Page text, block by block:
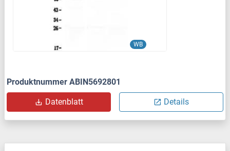
WB
Produktnummer ABIN5692801
Datenblatt Details